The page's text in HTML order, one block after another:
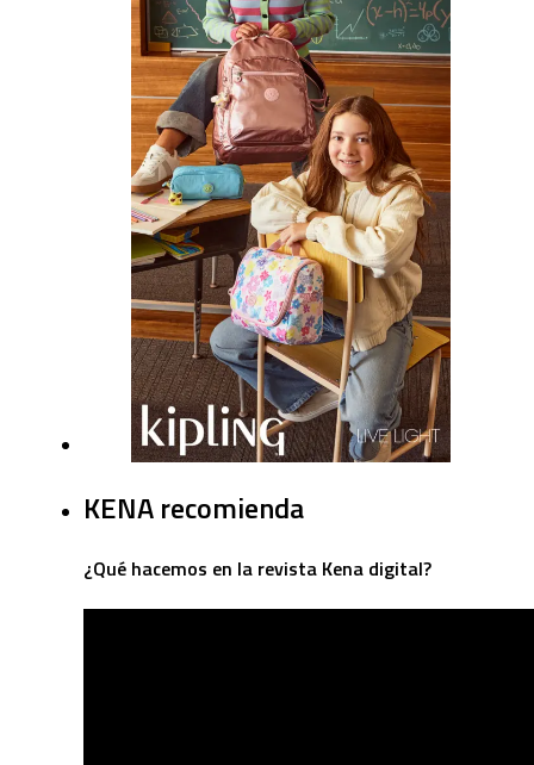
KENA recomienda
¿Qué hacemos en la revista Kena digital?